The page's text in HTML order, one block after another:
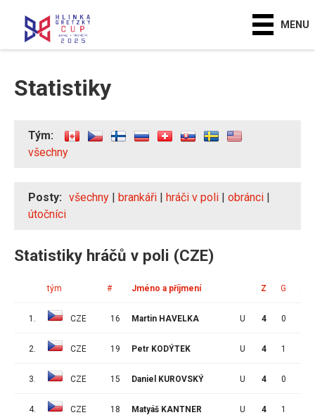
MENU
Statistiky
Tým:
všechny
Posty: všechny | brankáři | hráči v poli | obránci |
útočníci
Statistiky hráčů v poli (CZE)
tým # Jméno a příjmení Z G A
1. CZE 16 Martin HAVELKA U 4 0
2. CZE 19 Petr KODÝTEK U 4 1
3. CZE 15 Daniel KUROVSKÝ U 4 0
4. CZE 18 Matyáš KANTNER U 4 1